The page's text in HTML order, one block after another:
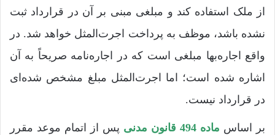
از ملک استفاده کند و مبلغی مبنی بر آن در قرارداد ثبت
نشده باشد، موظف به پرداخت اجرت‌المثل خواهد شد. در
واقع اجاره‌بها مبلغی است که در اجاره‌نامه صریحاً به آن
اشاره شده است؛ اما اجرت‌المثل مبلغ مشخص‌ شده‌ای
در قرارداد نیست.
بر اساس ماده 494 قانون مدنی
پس از اتمام موعد مقرر